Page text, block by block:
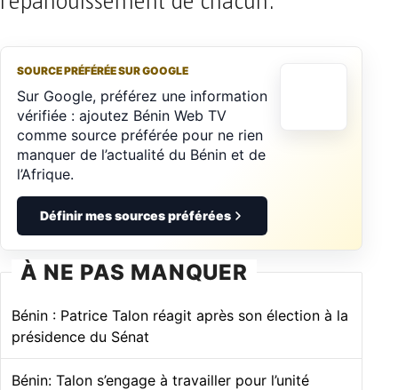
SOURCE PRÉFÉRÉE SUR GOOGLE
Sur Google, préférez une information
vérifiée : ajoutez Bénin Web TV
comme source préférée pour ne rien
manquer de l’actualité du Bénin et de
l’Afrique.
Définir mes sources préférées
À NE PAS MANQUER
Bénin : Patrice Talon réagit après son élection à la
présidence du Sénat
Bénin: Talon s’engage à travailler pour l’unité